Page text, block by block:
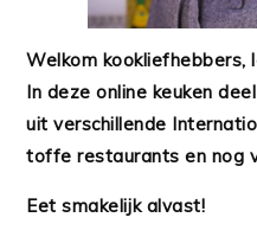
Welkom kookliefhebbers,
In deze online keuken
uit verschillende
toffe restaurants en nog
Eet smakelijk alvast!